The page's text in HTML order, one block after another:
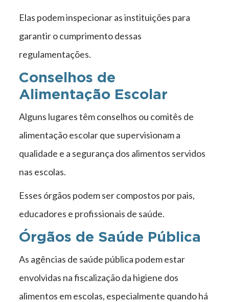
Elas podem inspecionar as instituições para
garantir o cumprimento dessas
regulamentações.
Conselhos de
Alimentação Escolar
Alguns lugares têm conselhos ou comitês de
alimentação escolar que supervisionam a
qualidade e a segurança dos alimentos servidos
nas escolas.
Esses órgãos podem ser compostos por pais,
educadores e profissionais de saúde.
Órgãos de Saúde Pública
As agências de saúde pública podem estar
envolvidas na fiscalização da higiene dos
alimentos em escolas, especialmente quando há